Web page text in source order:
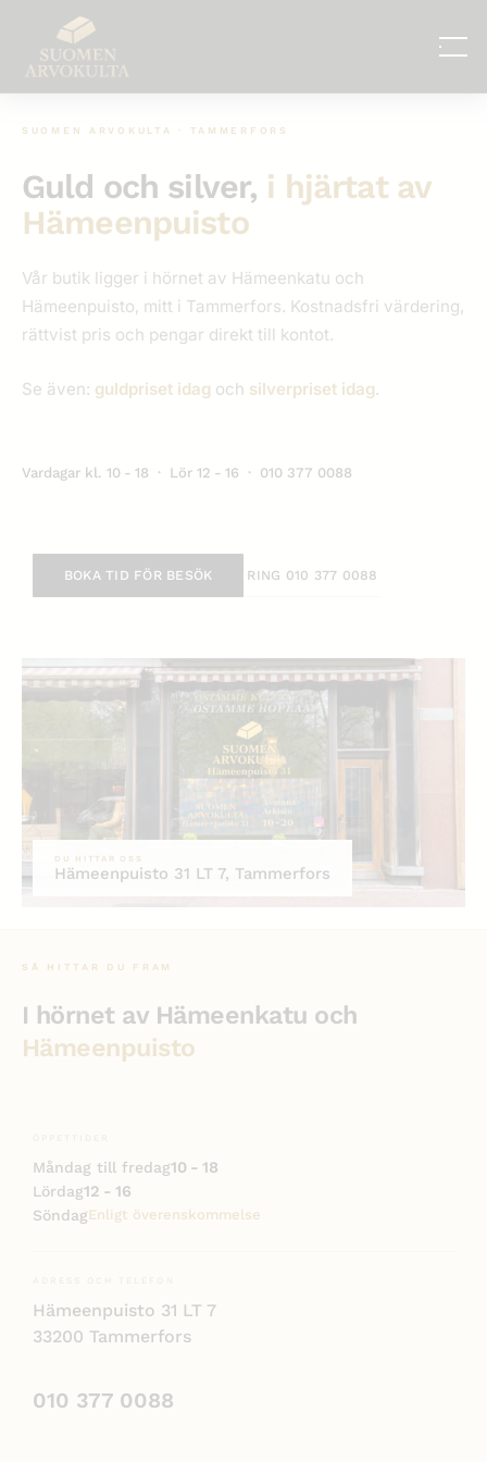
innehåll
SUOMEN ARVOKULTA · TAMMERFORS
Guld och silver, i hjärtat av
Hämeenpuisto
Vår butik ligger i hörnet av Hämeenkatu och
Hämeenpuisto, mitt i Tammerfors. Kostnadsfri värdering,
rättvist pris och pengar direkt till kontot.
Se även: guldpriset idag och silverpriset idag.
Vardagar kl. 10 - 18 · Lör 12 - 16 · 010 377 0088
BOKA TID FÖR BESÖK RING 010 377 0088
DU HITTAR OSS
Hämeenpuisto 31 LT 7, Tammerfors
SÅ HITTAR DU FRAM
I hörnet av Hämeenkatu och
Hämeenpuisto
Måndag till fredag10 - 18
Lördag12 - 16
SöndagEnligt överenskommelse
Hämeenpuisto 31 LT 7
33200 Tammerfors
010 377 0088